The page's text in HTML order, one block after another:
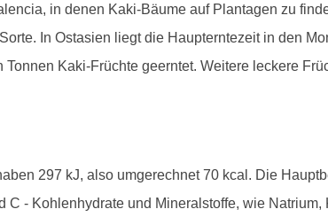
in denen Kaki-Bäume auf Plantagen zu
In Ostasien liegt die Haupterntezeit in den
Kaki-Früchte geerntet. Weitere leckere
297 kJ, also umgerechnet 70 kcal. Die
- Kohlenhydrate und Mineralstoffe, wie